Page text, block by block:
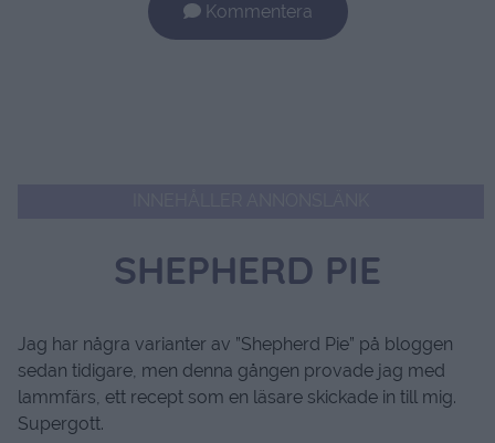
Kommentera
SHEPHERD PIE
Jag har några varianter av ”Shepherd Pie” på bloggen
sedan tidigare, men denna gången provade jag med
lammfärs, ett recept som en läsare skickade in till mig.
Supergott.